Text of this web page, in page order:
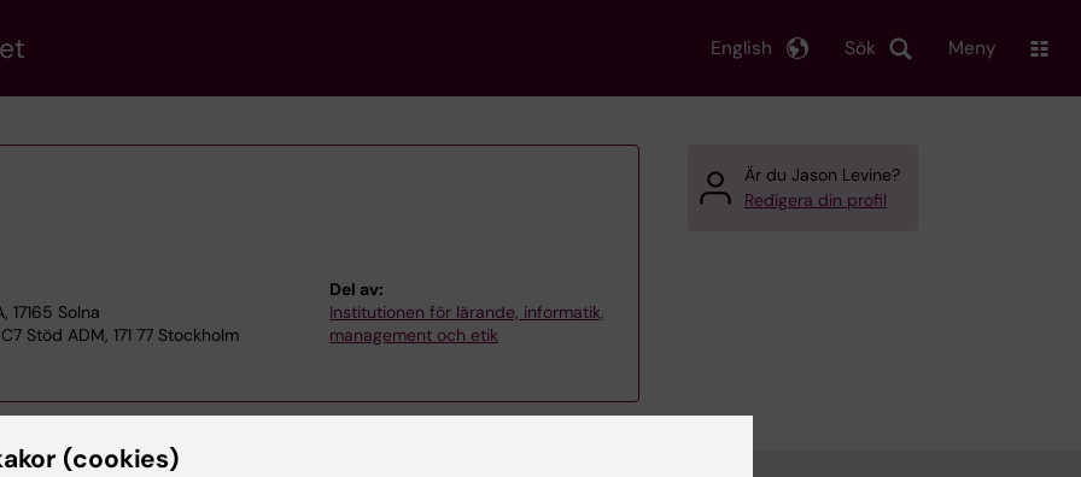
Sök
English Meny
Solna
Stöd ADM, 171 77 Stockholm
Del av:
Institutionen för lärande, informatik,
management och etik
Är du Jason Levine?
Redigera din profil
(cookies)